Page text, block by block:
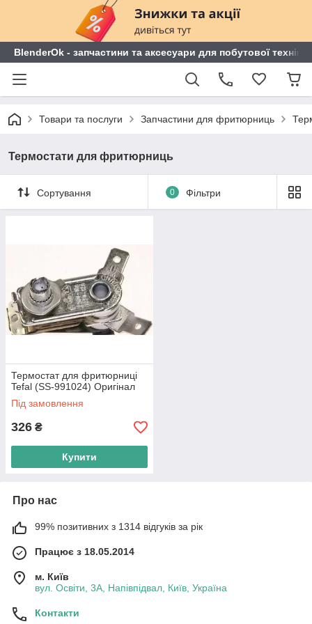
BlenderOk - запчастини та аксесуари для побутової техніки
Товари та послуги Запчастини для фритюрниць
Термостати для фритюрниць
Сортування 0 Фільтри
Термостат для фритюрниці
Tefal (SS-991024) Оригінал
Під замовлення
326 ₴
Купити
Про нас
99% позитивних з 1314 відгуків за рік
Працює з 18.05.2014
м. Київ
вул. Освіти, 3А, Напівпідвал, Київ, Україна
Контакти